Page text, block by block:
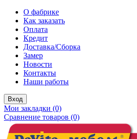
О фабрике
Как заказать
Оплата
Кредит
Доставка/Сборка
Замер
Новости
Контакты
Наши работы
Вход
Мои закладки (0)
Сравнение товаров (0)